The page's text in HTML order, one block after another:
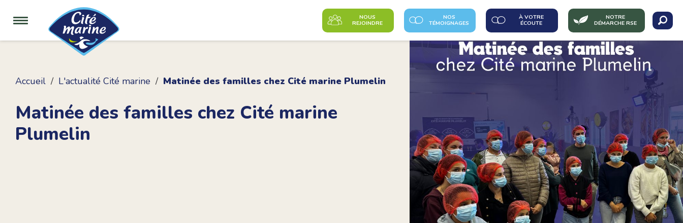
NOUS
REJOINDRE
NOS
TÉMOIGNAGES
À VOTRE
ÉCOUTE
NOTRE
DÉMARCHE RSE
Accueil L'actualité Cité marine Matinée des familles chez Cité marine Plumelin
Matinée des familles chez Cité marine
Plumelin